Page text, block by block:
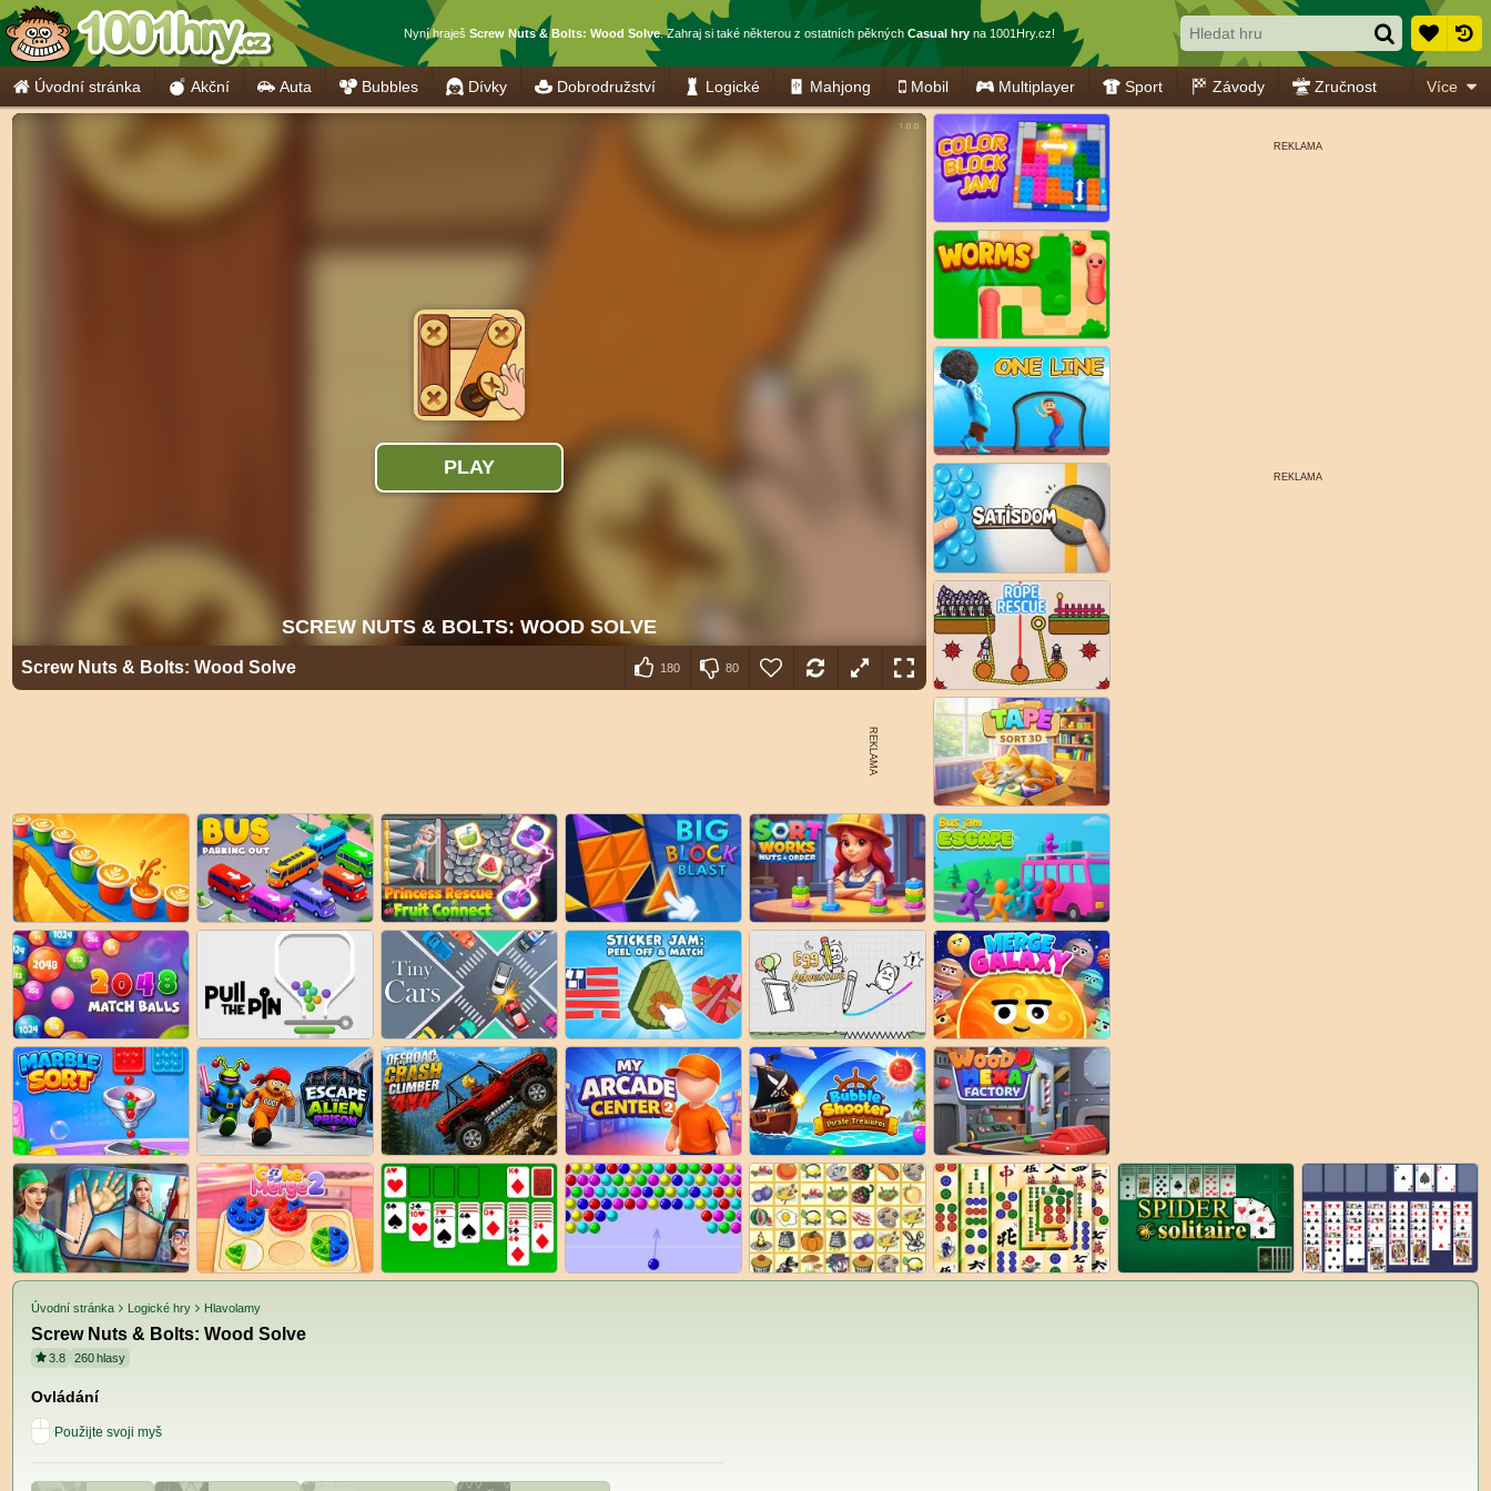
Nyní hraješ Screw Nuts & Bolts: Wood Solve. Zahraj si také některou z ostatních pěkných Casual hryna 1001Hry.cz!
Úvodní stránka Akční Auta Bubbles Dívky Dobrodružství Logické Mahjong Mobil Multiplayer Sport Závody Zručnost Více
Screw Nuts & Bolts: Wood Solve 180 80
Úvodní stránka Logické hry Hlavolamy
Screw Nuts & Bolts: Wood Solve
3.8 260hlasy
Ovládání
Použijte svoji myš